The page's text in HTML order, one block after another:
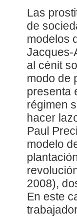
Las
de
modelos
Jacques-
al cénit
modo de
presenta
régimen
hacer
Paul
modelo
2008),
En este